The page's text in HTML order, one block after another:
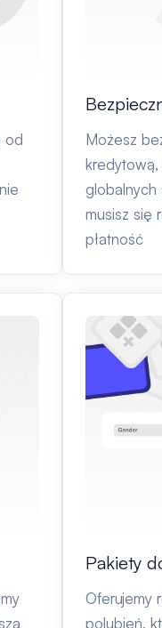
od
Możesz
kredytową,
globalnych
musisz się
płatność
Pakiety
Oferujemy
polubień,